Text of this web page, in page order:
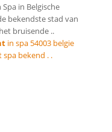
in Belgische
bekendste stad van
bruisende ..
in spa 54003 belgie
spa bekend . .